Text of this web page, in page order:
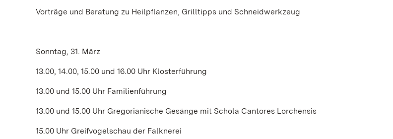
Vorträge und Beratung zu Heilpflanzen, Grilltipps und Schneidwerkzeug
Sonntag, 31. März
13.00, 14.00, 15.00 und 16.00 Uhr Klosterführung
13.00 und 15.00 Uhr Familienführung
13.00 und 15.00 Uhr Gregorianische Gesänge mit Schola Cantores Lorchensis
15.00 Uhr Greifvogelschau der Falknerei